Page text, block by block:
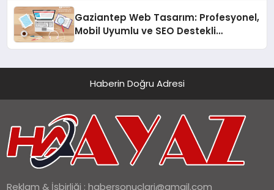
Gaziantep Web Tasarım: Profesyonel,
Mobil Uyumlu ve SEO Destekli
Haberin Doğru Adresi
Reklam & İşbirliği :habersonuclari@gmail.com